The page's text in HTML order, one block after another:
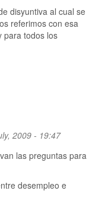
disyuntiva al cual se
referimos con esa
para todos los
2009 - 19:47
las preguntas para
desempleo e